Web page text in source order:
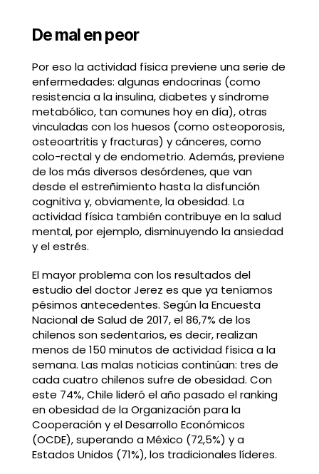
De mal en peor
Por eso la actividad física previene una serie de
enfermedades: algunas endocrinas (como
resistencia a la insulina, diabetes y síndrome
metabólico, tan comunes hoy en día), otras
vinculadas con los huesos (como osteoporosis,
osteoartritis y fracturas) y cánceres, como
colo-rectal y de endometrio. Además, previene
de los más diversos desórdenes, que van
desde el estreñimiento hasta la disfunción
cognitiva y, obviamente, la obesidad. La
actividad física también contribuye en la salud
mental, por ejemplo, disminuyendo la ansiedad
y el estrés.
El mayor problema con los resultados del
estudio del doctor Jerez es que ya teníamos
pésimos antecedentes. Según la Encuesta
Nacional de Salud de 2017, el 86,7% de los
chilenos son sedentarios, es decir, realizan
menos de 150 minutos de actividad física a la
semana. Las malas noticias continúan: tres de
cada cuatro chilenos sufre de obesidad. Con
este 74%, Chile lideró el año pasado el ranking
en obesidad de la Organización para la
Cooperación y el Desarrollo Económicos
(OCDE), superando a México (72,5%) y a
Estados Unidos (71%), los tradicionales líderes.